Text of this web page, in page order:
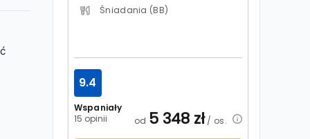
Śniadania (BB)
Wspaniały
15 opinii
9.4
od 5 348 zł/ os.